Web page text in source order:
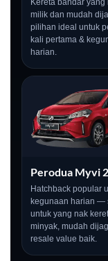
LIVE
Kereta bandar yang
milik dan mudah
pilihan ideal untuk
kali pertama &
harian.
Perodua Myvi
Hatchback popular
kegunaan harian —
untuk yang nak
minyak, mudah
resale value baik.